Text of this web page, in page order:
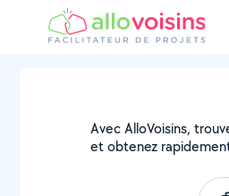
Avec AlloVoisins,
et obtenez